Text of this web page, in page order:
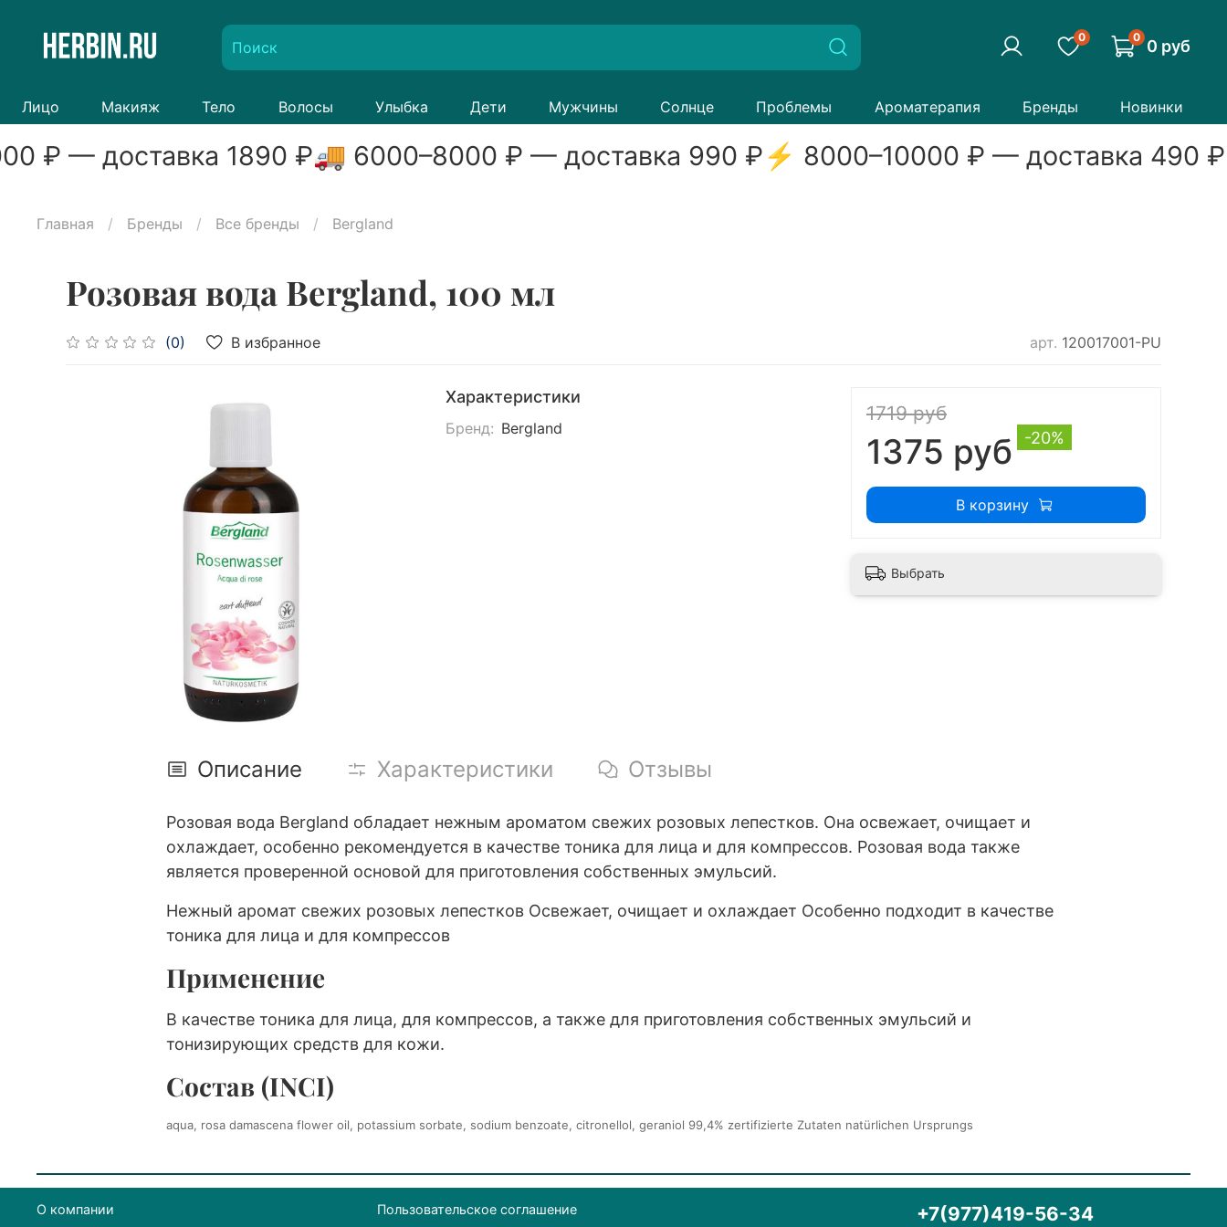
0 0 0 руб
Лицо Макияж Тело Волосы Улыбка Дети Мужчины Солнце Проблемы Ароматерапия Бренды Новинки
₽ — доставка 1890₽🚚 6000–8000₽ — доставка 990₽⚡ 8000–10000₽ — доставка 490₽
Главная Бренды Все бренды Bergland
Розовая вода Bergland, 100 мл
(0) В избранное арт. 120017001-PU
Характеристики
Бренд: Bergland
1719 руб
1375 руб -20%
В корзину
Выбрать
Описание Характеристики Отзывы
Розовая вода Bergland обладает нежным ароматом свежих розовых лепестков. Она освежает, очищает и
охлаждает, особенно рекомендуется в качестве тоника для лица и для компрессов. Розовая вода также
является проверенной основой для приготовления собственных эмульсий.
Нежный аромат свежих розовых лепестков Освежает, очищает и охлаждает Особенно подходит в качестве
тоника для лица и для компрессов
Применение
В качестве тоника для лица, для компрессов, а также для приготовления собственных эмульсий и
тонизирующих средств для кожи.
Состав (INCI)
aqua, rosa damascena flower oil, potassium sorbate, sodium benzoate, citronellol, geraniol 99,4% zertifizierte Zutaten natürlichen Ursprungs
О компании Пользовательское соглашение +7(977)419-56-34